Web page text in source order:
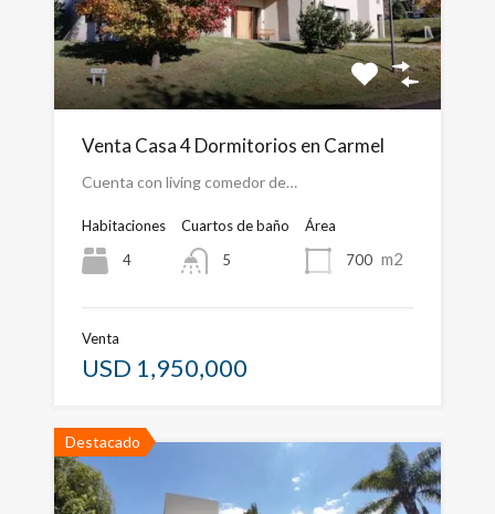
Venta Casa 4 Dormitorios en Carmel
Cuenta con living comedor de…
Habitaciones
4
Cuartos de baño
5
Área
700 m2
Venta
USD 1,950,000
Destacado